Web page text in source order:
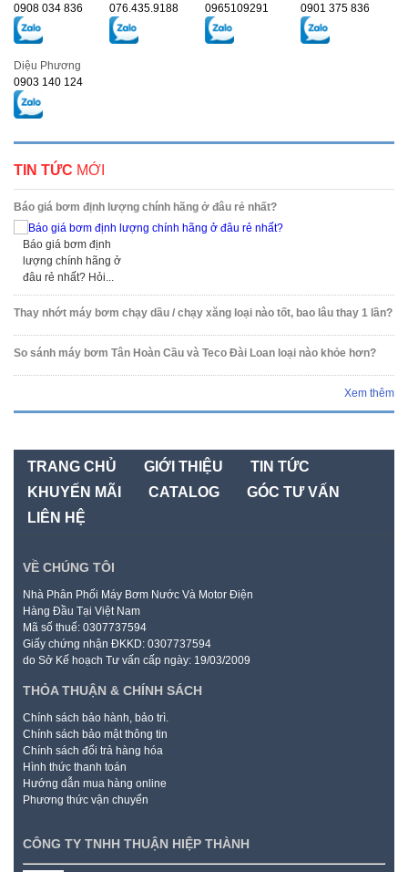
0908 034 836
076.435.9188
0965109291
0901 375 836
Diệu Phương
0903 140 124
TIN TỨC MỚI
Báo giá bơm định lượng chính hãng ở đâu rẻ nhất?
Báo giá bơm định
lượng chính hãng ở
đâu rẻ nhất? Hỏi...
Thay nhớt máy bơm chạy dầu / chạy xăng loại nào tốt, bao lâu thay 1 lần?
So sánh máy bơm Tân Hoàn Cầu và Teco Đài Loan loại nào khỏe hơn?
Xem thêm
TRANG CHỦ GIỚI THIỆU
TIN TỨC
KHUYẾN MÃI
CATALOG
GÓC TƯ VẤN
LIÊN HỆ
VỀ CHÚNG TÔI
Nhà Phân Phối Máy Bơm Nước Và Motor Điện
Hàng Đầu Tại Việt Nam
Mã số thuế: 0307737594
Giấy chứng nhận ĐKKD: 0307737594
do Sở Kế hoạch Tư vấn cấp ngày: 19/03/2009
THỎA THUẬN & CHÍNH SÁCH
Chính sách bảo hành, bảo trì.
Chính sách bảo mật thông tin
Chính sách đổi trả hàng hóa
Hình thức thanh toán
Hướng dẫn mua hàng online
Phương thức vận chuyển
CÔNG TY TNHH THUẬN HIỆP THÀNH